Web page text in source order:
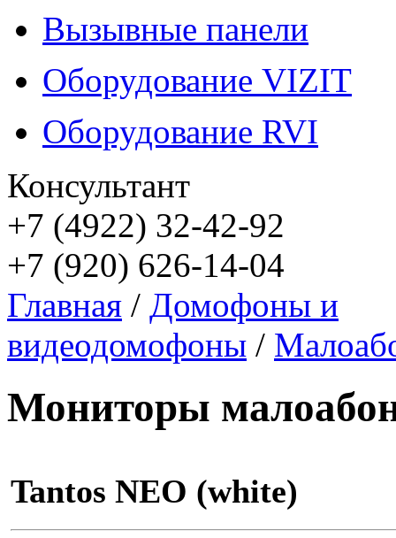
Вызывные панели
Оборудование VIZIT
Оборудование RVI
Консультант
+7 (4922) 32-42-92
+7 (920) 626-14-04
Главная / Домофоны и
видеодомофоны /
Мониторы
Tantos NEO (white)